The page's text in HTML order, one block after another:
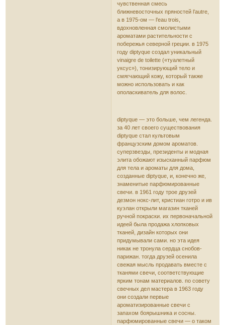
чувственная смесь
ближневосточных пряностей l’autre,
а в 1975-ом — l’eau trois,
вдохновленная смолистыми
ароматами растительности с
побережья северной греции. в 1975
году diptyque создал уникальный
vinaigre de toilette («туалетный
уксус»), тонизирующий тело и
смягчающий кожу, который также
можно использовать и как
ополаскиватель для волос.
diptyque — это больше, чем легенда.
за 40 лет своего существования
diptyque стал культовым
французским домом ароматов.
суперзвезды, президенты и модная
элита обожают изысканный парфюм
для тела и ароматы для дома,
созданные diptyque, и, конечно же,
знаменитые парфюмированные
свечи. в 1961 году трое друзей
дезмон нокс-лит, кристиан готро и ив
куэлан открыли магазин тканей
ручной покраски. их первоначальной
идеей была продажа хлопковых
тканей, дизайн которых они
придумывали сами. но эта идея
никак не тронула сердца снобов-
парижан. тогда друзей осенила
свежая мысль продавать вместе с
тканями свечи, соответствующие
ярким тонам материалов. по совету
свечных дел мастера в 1963 году
они создали первые
ароматизированные свечи с
запахом боярышника и сосны.
парфюмированные свечи — о таком